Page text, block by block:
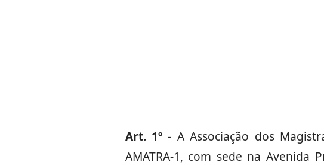
Art. 1º- A Associação dos
AMATRA-1, com sede na Avenida